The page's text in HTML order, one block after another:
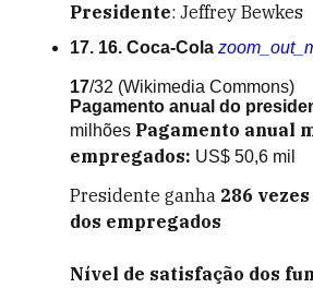
Presidente: Jeffrey Bewkes
17. 16. Coca-Cola
17/32 (Wikimedia Commons)
Pagamento anual do
milhões Pagamento anual
empregados: US$ 50,6 mil
Presidente ganha 286
dos empregados
Nível de satisfação dos